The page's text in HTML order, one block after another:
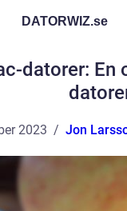
DATORWIZ.se
datorer: En
2023 Jon